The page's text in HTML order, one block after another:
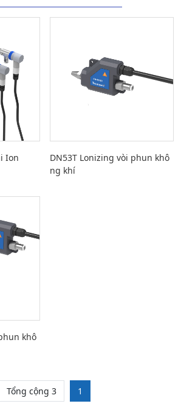
Ion
DN53T Lonizing vòi phun khô
ng khí
khô
Tổng cộng 3 1